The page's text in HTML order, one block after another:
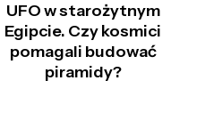
UFO w starożytnym
Egipcie. Czy kosmici
pomagali budować
piramidy?